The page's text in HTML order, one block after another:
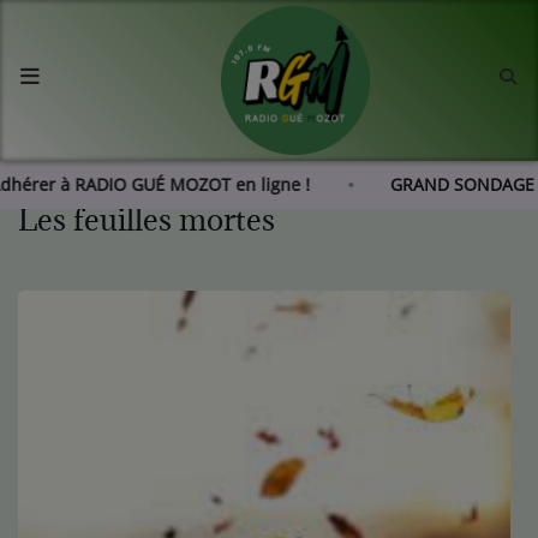
Adhérer à RADIO GUÉ MOZOT en ligne ! GRAND
Agenda
Les actus de RGM
L'histoire de RGM
Les feuilles mortes